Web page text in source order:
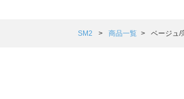
Samansa Mos2 Lagom（サマン
SM2 商品一覧 ベージュ/